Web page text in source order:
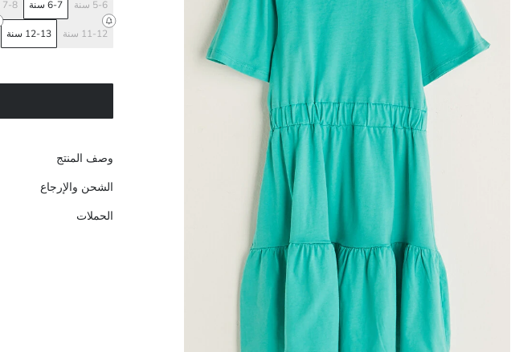
5-6 سنة 6-7 سنة 7-8 سنة
11-12 سنة 12-13 سنة
وصف المنتج
الشحن والإرجاع
الحملات